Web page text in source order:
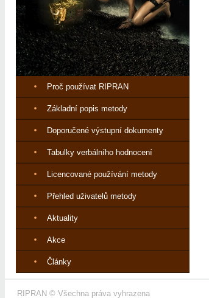
Proč používat RIPRAN
Základní popis metody
Doporučené výstupní dokumenty
Tabulky verbálního hodnocení
Licencované používání metody
Přehled uživatelů metody
Aktuality
Akce
Články
RIPRAN © Všechna práva vyhrazena